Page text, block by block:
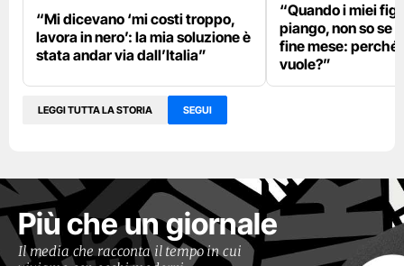
“Mi dicevano ‘mi costi troppo,
lavora in nero’: la mia soluzione è
stata andar via dall’Italia”
“Quando i miei
piango, non so se
fine mese: perché
vuole?”
LEGGI TUTTA LA STORIA SEGUI
Più che un giornale
Il media che racconta il tempo in cui